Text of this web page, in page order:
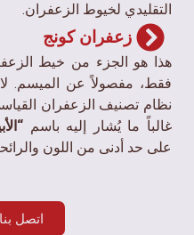
التقليدي لخيوط الزعفران.
زعفران کونج
هذا هو الجزء من خيط
فقط، مفصولاً عن الميسم. لا
نظام تصنيف الزعفران
غالباً ما يُشار إليه باسم
على حد أدنى من اللون
اتصل